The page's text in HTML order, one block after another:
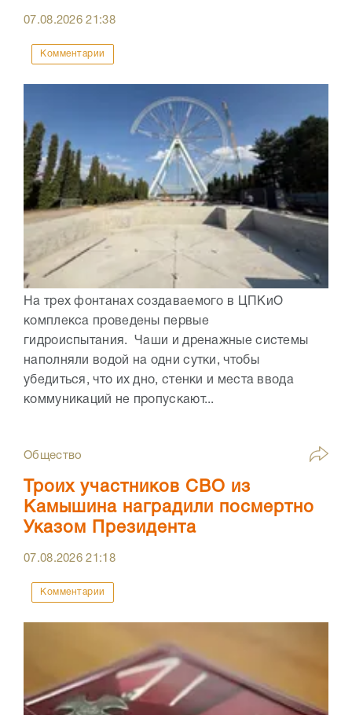
07.08.202621:38
Комментарии
На трех фонтанах создаваемого в ЦПКиО
комплекса проведены первые
гидроиспытания. Чаши и дренажные системы
наполняли водой на одни сутки, чтобы
убедиться, что их дно, стенки и места ввода
коммуникаций не пропускают...
Общество
Троих участников СВО из
Камышина наградили посмертно
Указом Президента
07.08.202621:18
Комментарии